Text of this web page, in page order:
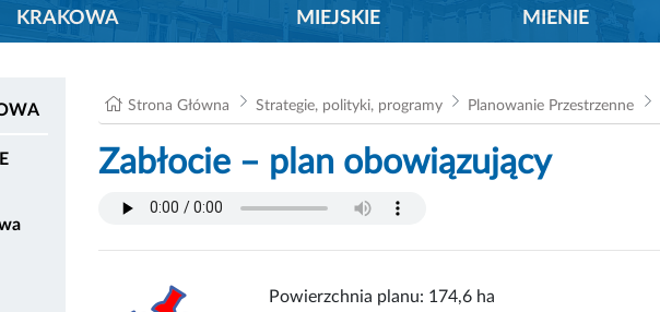
KRAKOWA
MIEJSKIE
MIENIE
Strona Główna Strategie, polityki, programy Planowanie Przestrzenne
Zabłocie – plan obowiązujący
Powierzchnia planu: 174,6 ha